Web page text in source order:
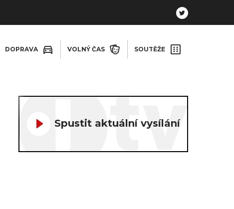
DOPRAVA VOLNÝ ČAS SOUTĚŽE
Spustit aktuální vysílání